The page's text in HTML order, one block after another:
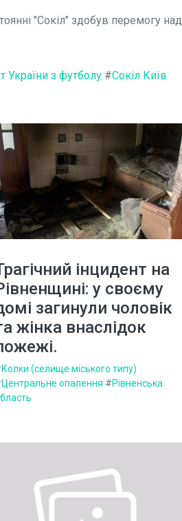
"Сокіл" здобув перемогу над
України з футболу #Сокіл Київ
інцидент на
у своєму
загинули чоловік
жінка внаслідок
Колки (селище міського типу)
Центральне опалення #Рівненська